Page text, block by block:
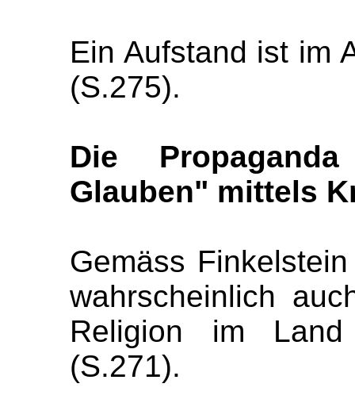
Ein Aufstand ist im
(S.275).
Die
Glauben" mittels
Gemäss
wahrscheinlich
Religion im Land
(S.271).